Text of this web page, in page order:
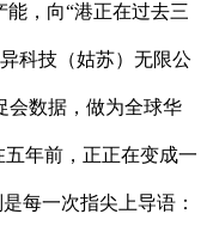
能，向“港正在过去三
科技（姑苏）无限公
会数据，做为全球华
年前，正正在变成一
每一次指尖上导语：